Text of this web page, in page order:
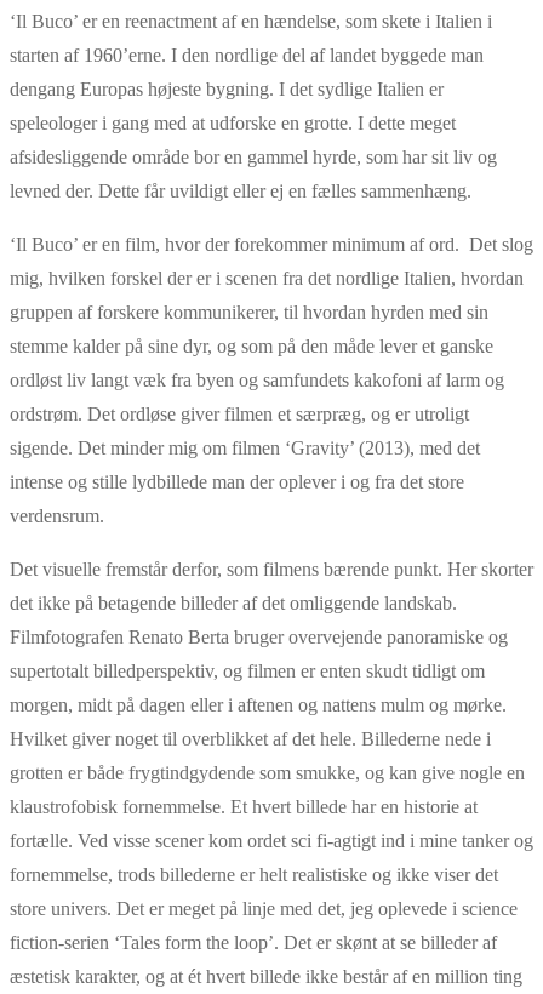
‘Il Buco’ er en reenactment af en hændelse, som skete i Italien i
starten af 1960’erne. I den nordlige del af landet byggede man
dengang Europas højeste bygning. I det sydlige Italien er
speleologer i gang med at udforske en grotte. I dette meget
afsidesliggende område bor en gammel hyrde, som har sit liv og
levned der. Dette får uvildigt eller ej en fælles sammenhæng.
‘Il Buco’ er en film, hvor der forekommer minimum af ord. Det slog
mig, hvilken forskel der er i scenen fra det nordlige Italien, hvordan
gruppen af forskere kommunikerer, til hvordan hyrden med sin
stemme kalder på sine dyr, og som på den måde lever et ganske
ordløst liv langt væk fra byen og samfundets kakofoni af larm og
ordstrøm. Det ordløse giver filmen et særpræg, og er utroligt
sigende. Det minder mig om filmen ‘Gravity’ (2013), med det
intense og stille lydbillede man der oplever i og fra det store
verdensrum.
Det visuelle fremstår derfor, som filmens bærende punkt. Her skorter
det ikke på betagende billeder af det omliggende landskab.
Filmfotografen Renato Berta bruger overvejende panoramiske og
supertotalt billedperspektiv, og filmen er enten skudt tidligt om
morgen, midt på dagen eller i aftenen og nattens mulm og mørke.
Hvilket giver noget til overblikket af det hele. Billederne nede i
grotten er både frygtindgydende som smukke, og kan give nogle en
klaustrofobisk fornemmelse. Et hvert billede har en historie at
fortælle. Ved visse scener kom ordet sci fi-agtigt ind i mine tanker og
fornemmelse, trods billederne er helt realistiske og ikke viser det
store univers. Det er meget på linje med det, jeg oplevede i science
fiction-serien ‘Tales form the loop’. Det er skønt at se billeder af
æstetisk karakter, og at ét hvert billede ikke består af en million ting